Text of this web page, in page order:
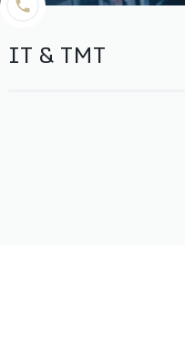
IT & TMT